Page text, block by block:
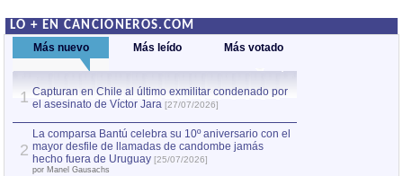
LO + EN CANCIONEROS.COM
Más nuevo Más leído Más votado
1 Capturan en Chile al último exmilitar condenado por
el asesinato de Víctor Jara [27/07/2026]
2
La comparsa Bantú celebra su 10º aniversario con el
mayor desfile de llamadas de candombe jamás
hecho fuera de Uruguay [25/07/2026]
por Manel Gausachs